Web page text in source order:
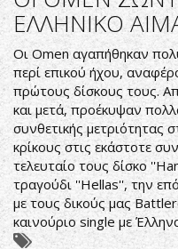
ΕΛΛΑΔΑ,
ΕΣΥ
ΣΠΙΤΙ;
ΕΛΛΗΝΙΚΟ
Οι Omen αγαπήθηκαν
περί επικού ήχου,
πρώτους δίσκους τους.
και μετά, προέκυψαν
συνθετικής μετριότητας
κρίκους στις εκάστοτε
τελευταίο τους δίσκο
τραγούδι ''Hellas'', την
με τους δικούς μας
καινούριο single με